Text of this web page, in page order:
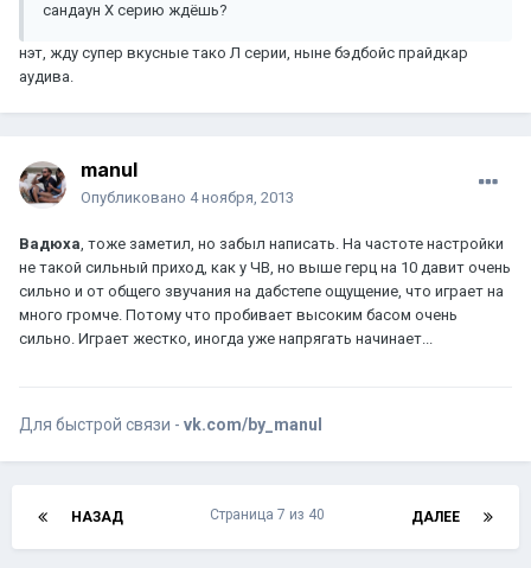
сандаун Х серию ждёшь?
нэт, жду супер вкусные тако Л серии, ныне бэдбойс прайдкар
аудива.
manul
Опубликовано 4 ноября, 2013
Вадюха, тоже заметил, но забыл написать. На частоте настройки
не такой сильный приход, как у ЧВ, но выше герц на 10 давит очень
сильно и от общего звучания на дабстепе ощущение, что играет на
много громче. Потому что пробивает высоким басом очень
сильно. Играет жестко, иногда уже напрягать начинает...
Для быстрой связи - vk.com/by_manul
НАЗАД ДАЛЕЕ
Страница 7 из 40